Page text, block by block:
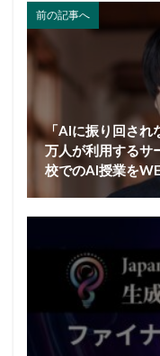
前の記事へ
「AIに振り回され
万人が利用するサ
校でのAI授業を